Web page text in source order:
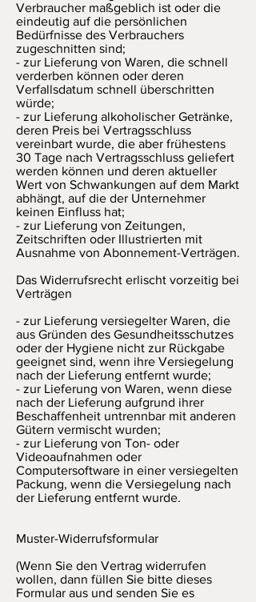
Verbraucher maßgeblich ist oder die
eindeutig auf die persönlichen
Bedürfnisse des Verbrauchers
zugeschnitten sind;
- zur Lieferung von Waren, die schnell
verderben können oder deren
Verfallsdatum schnell überschritten
würde;
- zur Lieferung alkoholischer Getränke,
deren Preis bei Vertragsschluss
vereinbart wurde, die aber frühestens
30 Tage nach Vertragsschluss geliefert
werden können und deren aktueller
Wert von Schwankungen auf dem Markt
abhängt, auf die der Unternehmer
keinen Einfluss hat;
- zur Lieferung von Zeitungen,
Zeitschriften oder Illustrierten mit
Ausnahme von Abonnement-Verträgen.
Das Widerrufsrecht erlischt vorzeitig bei
Verträgen
- zur Lieferung versiegelter Waren, die
aus Gründen des Gesundheitsschutzes
oder der Hygiene nicht zur Rückgabe
geeignet sind, wenn ihre Versiegelung
nach der Lieferung entfernt wurde;
- zur Lieferung von Waren, wenn diese
nach der Lieferung aufgrund ihrer
Beschaffenheit untrennbar mit anderen
Gütern vermischt wurden;
- zur Lieferung von Ton- oder
Videoaufnahmen oder
Computersoftware in einer versiegelten
Packung, wenn die Versiegelung nach
der Lieferung entfernt wurde.
Muster-Widerrufsformular
(Wenn Sie den Vertrag widerrufen
wollen, dann füllen Sie bitte dieses
Formular aus und senden Sie es